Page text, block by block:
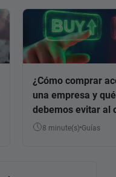
¿Cómo comprar
una empresa y
debemos evitar al
8 minute(s) Guías